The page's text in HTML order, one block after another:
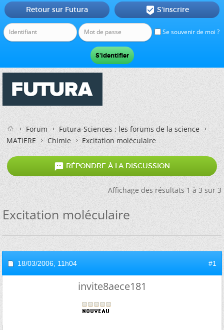
Se souvenir de moi ?
Retour sur Futura  S'inscrire
Forum
Futura-Sciences : les forums de la science
MATIERE
Chimie Excitation moléculaire
 RÉPONDRE À LA DISCUSSION
Affichage des résultats 1 à 3 sur 3
Excitation moléculaire
18/03/2006, 11h04 #1
invite8aece181